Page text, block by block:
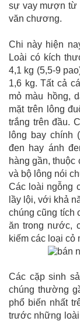
sự vay mượn từ
văn chương.
Chi này hiện
Loài có kích
4,1 kg (5,5-9
1,6 kg. Tất cả
mỏ màu hồng,
mặt trên lông
trắng trên đầu.
lông bay chính
đen hay ánh
hàng gần, thuộc
và bộ lông nói
Các loài ngỗng
lầy lội, với khả
chúng cũng tích
ăn trong nước,
kiếm các loại
Các cặp sinh
chúng thường
phổ biến nhất
trước những loài